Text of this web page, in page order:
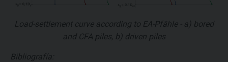
Load-settlement curve according to EA-Pfähle - a) bored
and CFA piles, b) driven piles
Bibliografía: